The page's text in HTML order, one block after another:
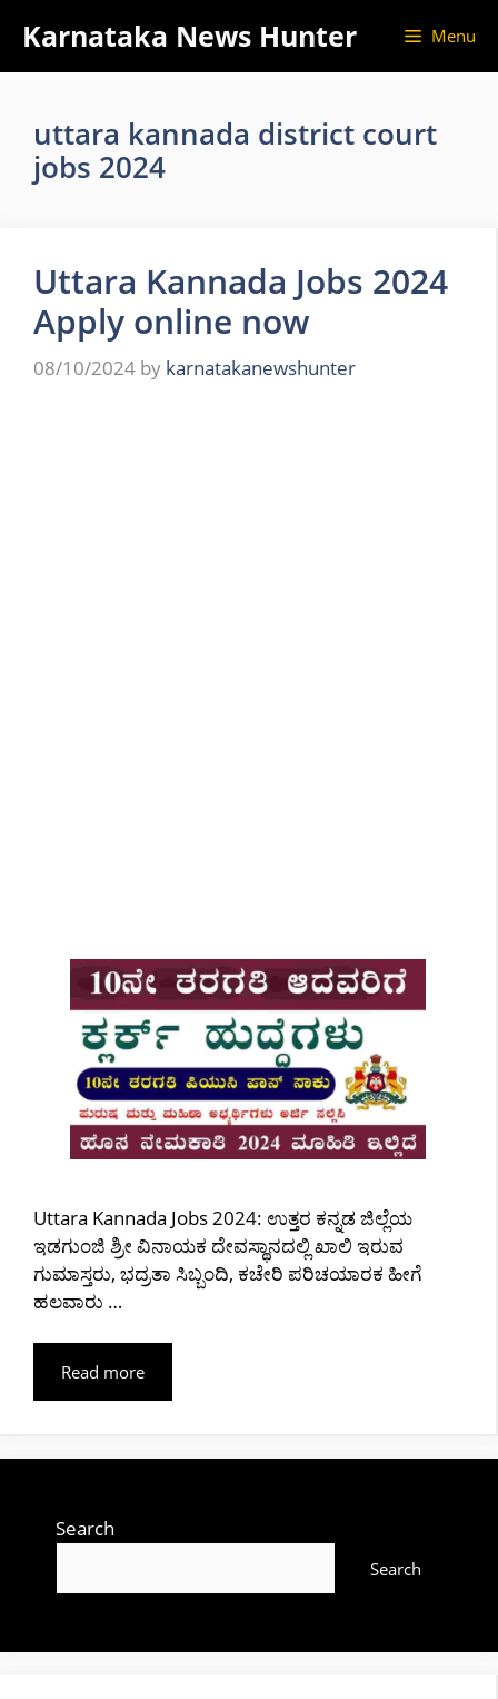
content
Karnataka News Hunter Menu
uttara kannada district court
jobs 2024
Uttara Kannada Jobs 2024
Apply online now
08/10/2024 by karnatakanewshunter
Uttara Kannada Jobs 2024: ಉತ್ತರ ಕನ್ನಡ ಜಿಲ್ಲೆಯ
ಇಡಗುಂಜಿ ಶ್ರೀ ವಿನಾಯಕ ದೇವಸ್ಥಾನದಲ್ಲಿ ಖಾಲಿ ಇರುವ
ಗುಮಾಸ್ತರು, ಭದ್ರತಾ ಸಿಬ್ಬಂದಿ, ಕಚೇರಿ ಪರಿಚಯಾರಕ ಹೀಗೆ
ಹಲವಾರು …
Read more
Search
Search